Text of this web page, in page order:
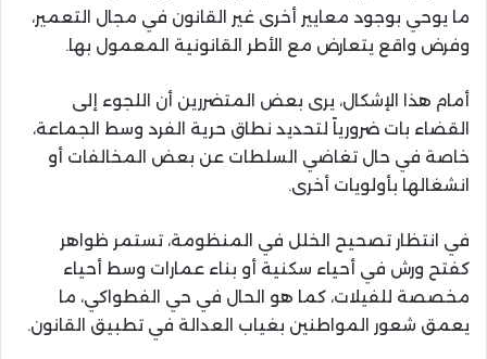
ما يوحي بوجود معايير أخرى غير القانون في مجال التعمير،
وفرض واقع يتعارض مع الأطر القانونية المعمول بها.
أمام هذا الإشكال، يرى بعض المتضررين أن اللجوء إلى
القضاء بات ضرورياً لتحديد نطاق حرية الفرد وسط الجماعة،
خاصة في حال تغاضي السلطات عن بعض المخالفات أو
انشغالها بأولويات أخرى.
في انتظار تصحيح الخلل في المنظومة، تستمر ظواهر
كفتح ورش في أحياء سكنية أو بناء عمارات وسط أحياء
مخصصة للفيلات، كما هو الحال في حي الفطواكي، ما
يعمق شعور المواطنين بغياب العدالة في تطبيق القانون.